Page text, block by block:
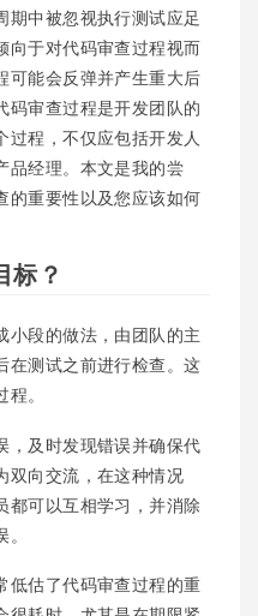
期中被忽视执行测试应足
向于对代码审查过程视而
可能会反弹并产生重大后
码审查过程是开发团队的
过程，不仅应包括开发人
品经理。本文是我的尝
的重要性以及您应该如何
标？
小段的做法，由团队的主
在测试之前进行检查。这
。
，及时发现错误并确保代
双向交流，在这种情况
都可以互相学习，并消除
低估了代码审查过程的重